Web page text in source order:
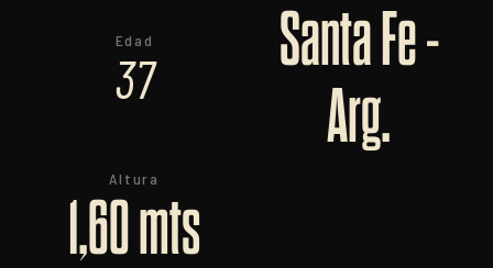
Edad
37
Santa Fe -
Arg.
Altura
1,60 mts